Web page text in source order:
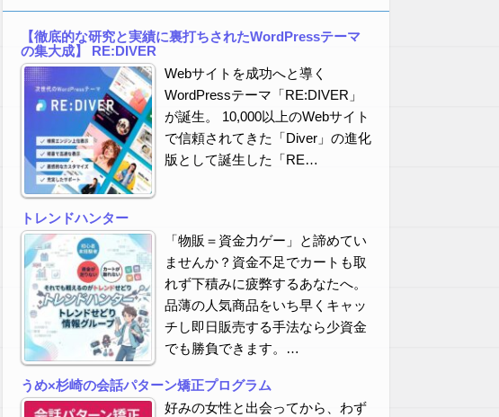
【徹底的な研究と実績に裏打ちされたWordPressテーマ
の集大成】 RE:DIVER
Webサイトを成功へと導く
WordPressテーマ「RE:DIVER」
が誕生。 10,000以上のWebサイト
で信頼されてきた「Diver」の進化
版として誕生した「RE…
トレンドハンター
「物販＝資金力ゲー」と諦めてい
ませんか？資金不足でカートも取
れず下積みに疲弊するあなたへ。
品薄の人気商品をいち早くキャッ
チし即日販売する手法なら少資金
でも勝負できます。…
うめ×杉崎の会話パターン矯正プログラム
好みの女性と出会ってから、わず